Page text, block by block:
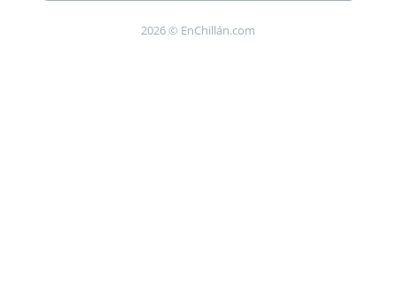
2026 © EnChillán.com